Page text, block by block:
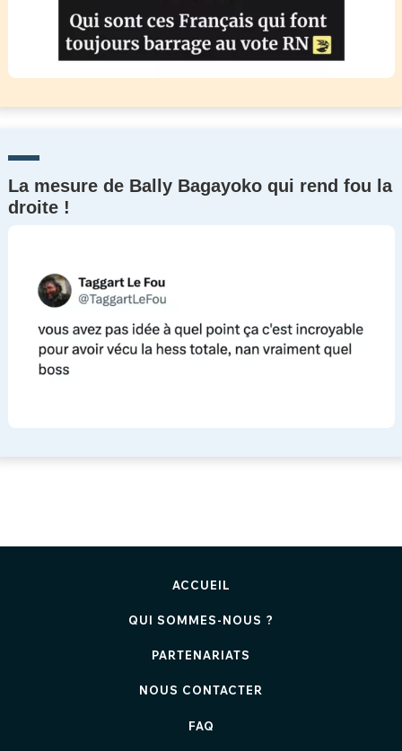
La mesure de Bally Bagayoko qui rend fou la
droite !
ACCUEIL
QUI SOMMES-NOUS ?
PARTENARIATS
NOUS CONTACTER
FAQ